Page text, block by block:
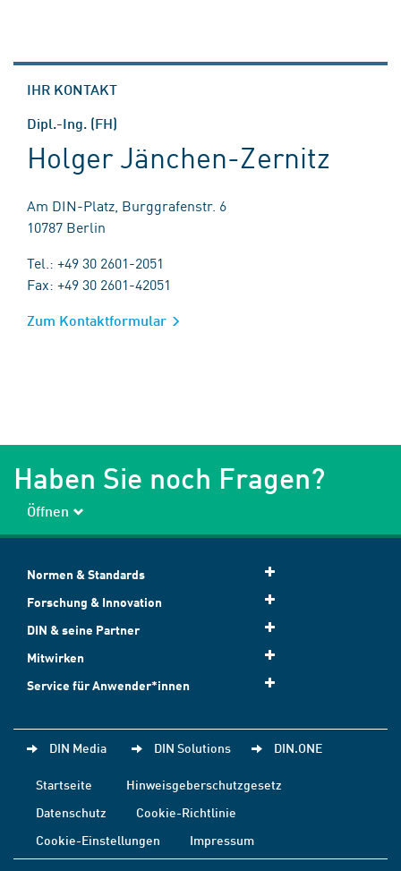
IHR KONTAKT
Dipl.-Ing. (FH)
Holger Jänchen-Zernitz
Am DIN-Platz, Burggrafenstr. 6
10787 Berlin
Tel.: +49 30 2601-2051
Fax: +49 30 2601-42051
Zum Kontaktformular
Haben Sie noch Fragen?
Öffnen
Normen & Standards
Forschung & Innovation
DIN & seine Partner
Mitwirken
Service für Anwender*innen
DIN Media DIN Solutions DIN.ONE
Startseite
Hinweisgeberschutzgesetz
Datenschutz
Cookie-Richtlinie
Cookie-Einstellungen
Impressum